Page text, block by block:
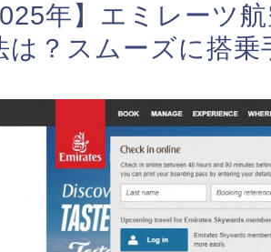
年】エミレーツ
は？スムーズに搭